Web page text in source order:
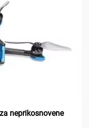
neprikosnovene